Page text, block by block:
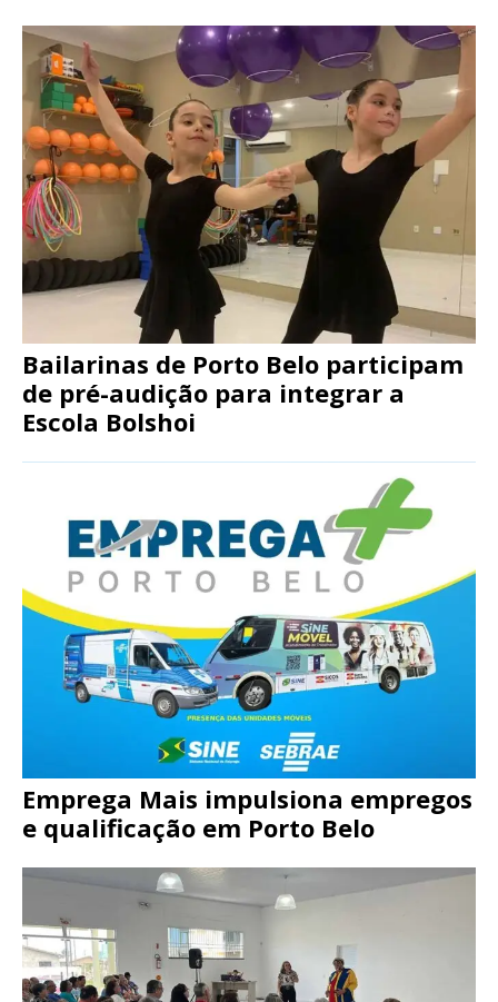
Bailarinas de Porto Belo participam
de pré-audição para integrar a
Escola Bolshoi
Emprega Mais impulsiona empregos
e qualificação em Porto Belo